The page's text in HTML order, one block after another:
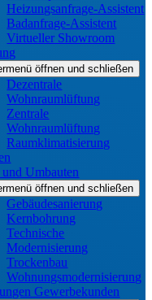
Heizungsanfrage-Assistent
Badanfrage-Assistent
Virtueller Showroom
öffnen und schließen
Dezentrale
Wohnraumlüftung
Zentrale
Wohnraumlüftung
Raumklimatisierung
Umbauten
öffnen und schließen
Gebäudesanierung
Kernbohrung
Technische
Modernisierung
Trockenbau
Wohnungsmodernisierung
Gewerbekunden